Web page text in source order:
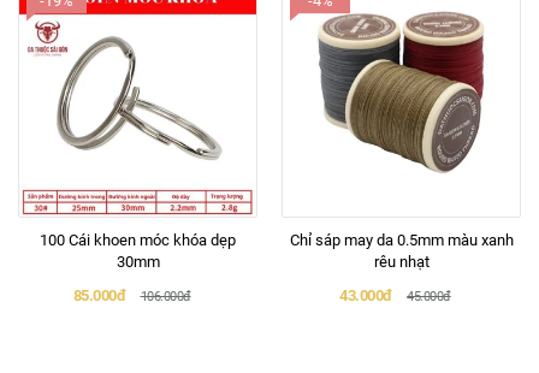
100 Cái khoen móc khóa dẹp
30mm
85.000đ
106.000đ
Chỉ sáp may da 0.5mm màu xanh
rêu nhạt
43.000đ
45.000đ